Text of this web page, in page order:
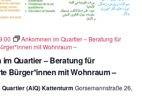
Quartier – Beratung für
Bürger*innen mit Wohnraum –
Ankommen im Quartier – Beratung für
mit Wohnraum –
(AiQ) Kattenturm Gorsemannstraße 26,